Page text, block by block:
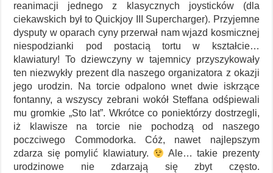
reanimacji jednego z klasycznych joysticków (dla
ciekawskich był to Quickjoy III Supercharger). Przyjemne
dysputy w oparach cyny przerwał nam wjazd kosmicznej
niespodzianki pod postacią tortu w kształcie…
klawiatury! To dziewczyny w tajemnicy przyszykowały
ten niezwykły prezent dla naszego organizatora z okazji
jego urodzin. Na torcie odpalono wnet dwie iskrzące
fontanny, a wszyscy zebrani wokół Steffana odśpiewali
mu gromkie „Sto lat”. Wkrótce co poniektórzy dostrzegli,
iż klawisze na torcie nie pochodzą od naszego
poczciwego Commodorka. Cóż, nawet najlepszym
zdarza się pomylić klawiatury.
Ale… takie prezenty
urodzinowe nie zdarzają się zbyt często.